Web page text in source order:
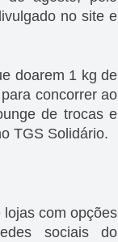
no site e
doarem 1 kg de
concorrer ao
de trocas e
TGS Solidário.
com opções
sociais do